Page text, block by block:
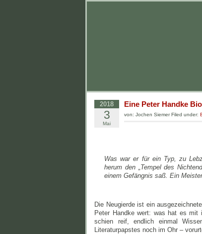
2018
3
Mai
Eine Peter Handke
von: Jochen Siemer Filed under:
Was war er für ein Typ, zu
herum den „Tempel des
einem Gefängnis saß. Ein
Die Neugierde ist ein
Peter Handke wert: was hat es
schien reif, endlich einmal
Literaturpapstes noch im Ohr –